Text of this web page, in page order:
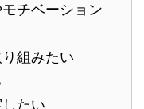
チベーション
組みたい
たい